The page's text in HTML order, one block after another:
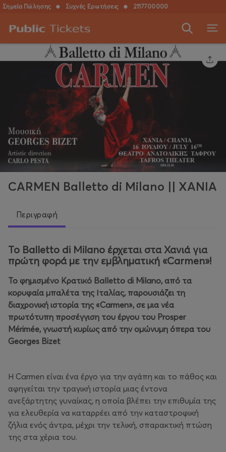
Σημεία Πώλησης ● Συχνές Ερωτήσεις ● 2117700000
CARMEN Balletto di Milano || XANIA
Περιγραφή
Το Balletto di Milano έρχεται στα Χανιά για
πρώτη φορά με την εμβληματική «Carmen»!
Το φημισμένο Κρατικό Balletto di Milano, από τα
κορυφαία μπαλέτα της Ιταλίας, παρουσιάζει τη
διαχρονική ιστορία της «Carmen», σε μια νέα
πρωτότυπη προσέγγιση του έργου του Prosper
Mérimée, γνωστή κυρίως από την ομώνυμη όπερα του
Georges Bizet
Η Carmen είναι ένα έργο για την αγάπη και το πάθος και
αφηγείται την τραγική ιστορία μιας έντονα
ανεξάρτητης γυναίκας, η οποία βλέπει την επιθυμία της
για ελευθερία να καταρρέει από την καταστροφική
ζήλια ενός άντρα, μέχρι την τελική, σπαρακτική πτώση
της στα χέρια του.